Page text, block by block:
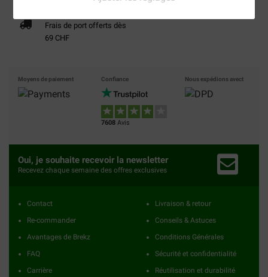
Frais de port offerts dès
69 CHF
Moyens de paiement Confiance
7608 Avis
Nous expédions avect
Oui, je souhaite recevoir la newsletter
Recevez chaque semaine des offres exclusives
Contact
Re-commander
Avantages de Brekz
FAQ
Carrière
Livraison & retour
Conseils & Astuces
Conditions Générales
Sécurité et confidentialité
Réutilisation et durabilité